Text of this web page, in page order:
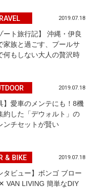
2019.07.18
ート旅行記】 沖縄・伊良
家族と過ごす、プールサ
何もしない大人の贅沢時
2019.07.18
】愛車のメンテにも！8機
約した「デウォルト」の
ンチセットが賢い
& BIKE 2019.07.18
タビュー】ボンゴ ブロー
VAN LIVING 簡単なDIY